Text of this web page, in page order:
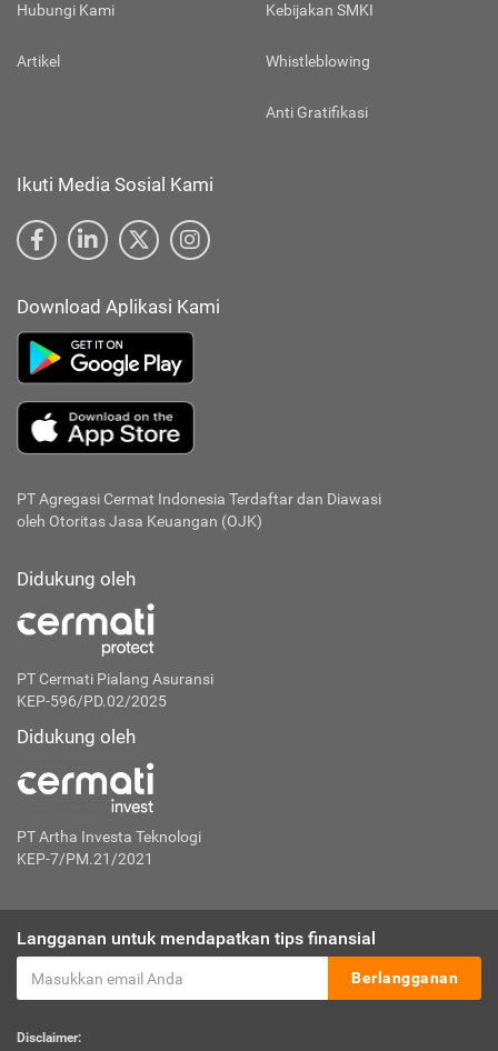
Hubungi Kami
Artikel
Kebijakan SMKI
Whistleblowing
Anti Gratifikasi
Ikuti Media Sosial Kami
Download Aplikasi Kami
PT Agregasi Cermat Indonesia Terdaftar dan Diawasi
oleh Otoritas Jasa Keuangan (OJK)
Didukung oleh
PT Cermati Pialang Asuransi
KEP-596/PD.02/2025
Didukung oleh
PT Artha Investa Teknologi
KEP-7/PM.21/2021
Langganan untuk mendapatkan tips finansial
Berlangganan
Disclaimer: